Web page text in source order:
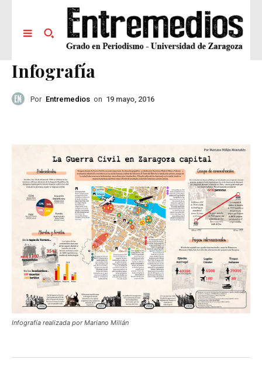
Infografía
Por Entremedios on 19 mayo, 2016
Infografía realizada por Mariano Millán